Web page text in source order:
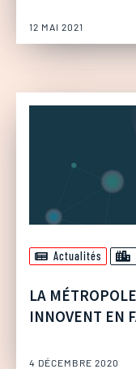
12 MAI 2021
Actualités
LA
INNOVENT EN
4 DÉCEMBRE 2020